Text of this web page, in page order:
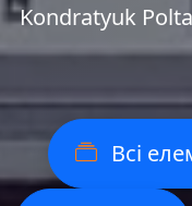
Kondratyuk
Всі